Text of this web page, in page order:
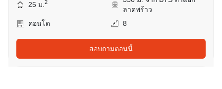
25 ม.2
ลาดพร้าว
คอนโด
8
สอบถามตอนนี้